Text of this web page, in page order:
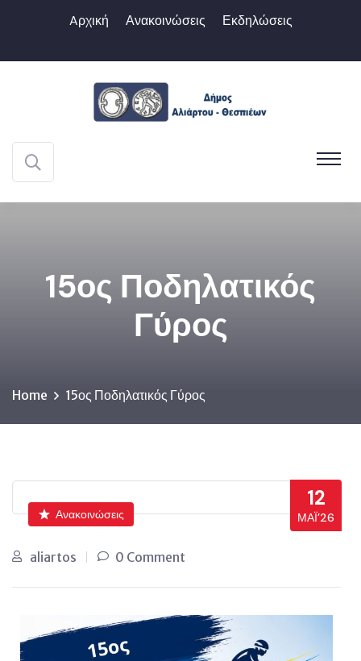
Aρχική Ανακοινώσεις Εκδηλώσεις
15ος Ποδηλατικός
Γύρος
Home 15ος Ποδηλατικός Γύρος
12
ΜΆΙ’26
Ανακοινώσεις
aliartos 0 Comment